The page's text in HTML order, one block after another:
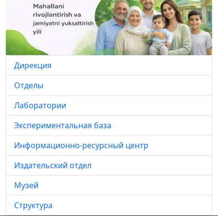
Дирекция
Отделы
Лаборатории
Экспериментальная база
Информационно-ресурсный центр
Издательский отдел
Музей
Структура